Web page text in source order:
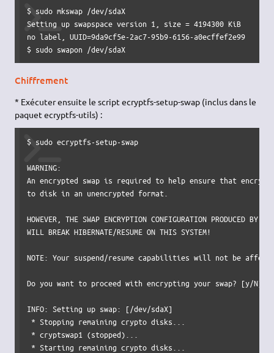
$ sudo mkswap /dev/sdaX
Setting up swapspace version 1, size = 4194300 KiB
no label, UUID=9da9cf5e-2ac7-95b9-6156-a0ecffef2e99
$ sudo swapon /dev/sdaX
Chiffrement
* Exécuter ensuite le script ecryptfs-setup-swap (inclus dans le
paquet ecryptfs-utils) :
$ sudo ecryptfs-setup-swap
WARNING:
An encrypted swap is required to help ensure that
to disk in an unencrypted format.
HOWEVER, THE SWAP ENCRYPTION CONFIGURATION PRODUCED BY
WILL BREAK HIBERNATE/RESUME ON THIS SYSTEM!
NOTE: Your suspend/resume capabilities will not be
Do you want to proceed with encrypting your swap? [y/N]:
INFO: Setting up swap: [/dev/sdaX]
* Stopping remaining
* cryptswap1 (stopped)...
* Starting remaining crypto